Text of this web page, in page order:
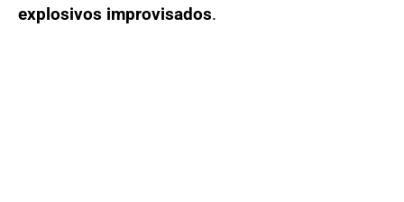
explosivos improvisados.